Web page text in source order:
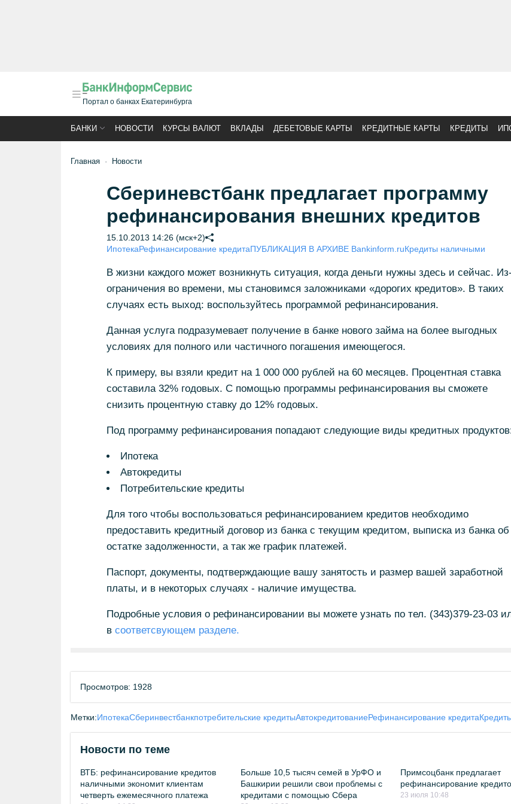
Портал о банках Екатеринбурга
БАНКИ НОВОСТИ КУРСЫ ВАЛЮТ ВКЛАДЫ ДЕБЕТОВЫЕ КАРТЫ КРЕДИТНЫЕ КАРТЫ КРЕДИТЫ
Главная Новости
Сбериневстбанк предлагает программу
рефинансирования внешних кредитов
15.10.2013 14:26 (мск+2)
ИпотекаРефинансирование кредитаПУБЛИКАЦИЯ В АРХИВЕ Bankinform.ruКредиты наличными
В жизни каждого может возникнуть ситуация, когда деньги нужны здесь и сейчас.
ограничения во времени, мы становимся заложниками «дорогих кредитов». В таких
случаях есть выход: воспользуйтесь программой рефинансирования.
Данная услуга подразумевает получение в банке нового займа на более выгодных
условиях для полного или частичного погашения имеющегося.
К примеру, вы взяли кредит на 1 000 000 рублей на 60 месяцев. Процентная ставка
составила 32% годовых. С помощью программы рефинансирования вы сможете
снизить процентную ставку до 12% годовых.
Под программу рефинансирования попадают следующие виды кредитных
Ипотека
Автокредиты
Потребительские кредиты
Для того чтобы воспользоваться рефинансированием кредитов необходимо
предоставить кредитный договор из банка с текущим кредитом, выписка из банка об
остатке задолженности, а так же график платежей.
Паспорт, документы, подтверждающие вашу занятость и размер вашей заработной
платы, и в некоторых случаях - наличие имущества.
Подробные условия о рефинансировании вы можете узнать по тел. (343)379-23-03
в соответсвующем разделе.
Просмотров: 1928
Метки:ИпотекаСберинвестбанкпотребительские кредитыАвтокредитованиеРефинансирование кредита
Новости по теме
ВТБ: рефинансирование кредитов
наличными экономит клиентам
четверть ежемесячного платежа
Больше 10,5 тысяч семей в УрФО и
Башкирии решили свои проблемы с
кредитами с помощью Сбера
Примсоцбанк предлагает
рефинансирование
23 июля 10:48